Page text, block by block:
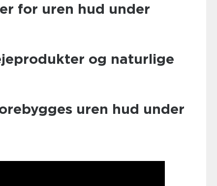
for uren hud under
og naturlige
uren hud under